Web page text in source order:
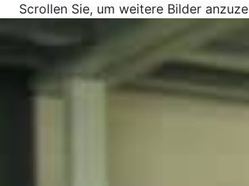
Scrollen Sie, um weitere Bilder